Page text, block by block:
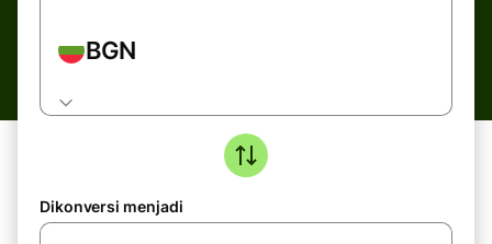
BGN
Dikonversi menjadi